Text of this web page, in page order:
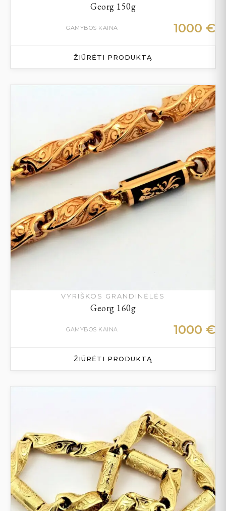
Georg 150g
GAMYBOS KAINA 1000 €
ŽIŪRĖTI PRODUKTĄ
VYRIŠKOS GRANDINĖLĖS
Georg 160g
GAMYBOS KAINA 1000 €
ŽIŪRĖTI PRODUKTĄ